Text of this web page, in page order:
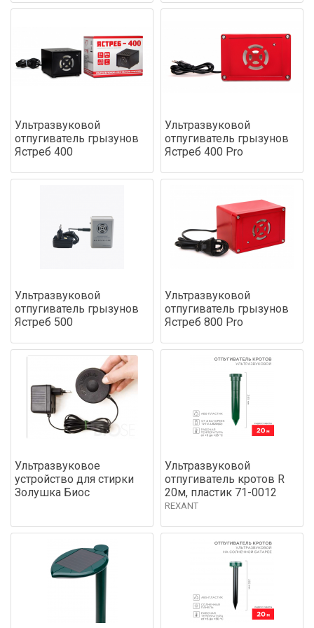
Ультразвуковой
отпугиватель грызунов
Ястреб 400
Ультразвуковой
отпугиватель грызунов
Ястреб 400 Pro
Ультразвуковой
отпугиватель грызунов
Ястреб 500
Ультразвуковой
отпугиватель грызунов
Ястреб 800 Pro
Ультразвуковое
устройство для стирки
Золушка Биос
Ультразвуковой
отпугиватель кротов R
20м, пластик 71-0012
REXANT